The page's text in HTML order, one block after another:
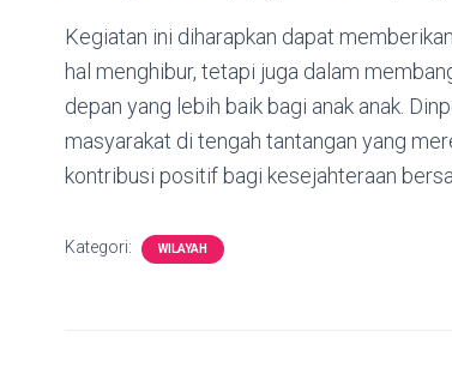
Kegiatan ini diharapkan dapat
hal menghibur, tetapi juga dalam
depan yang lebih baik bagi anak anak.
masyarakat di tengah tantangan yang
kontribusi positif bagi kesejahteraan
Kategori: WILAYAH